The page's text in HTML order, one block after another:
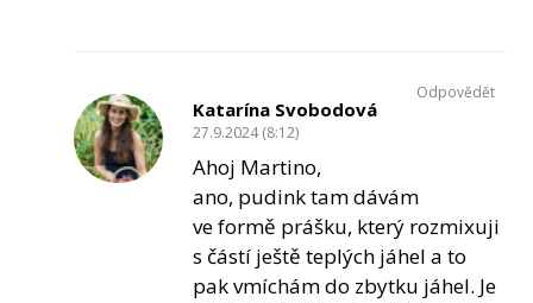
Katarína Svobodová
27.9.2024 (8:12)
Ahoj Martino,
ano, pudink tam dávám
ve formě prášku, který rozmixuji
s částí ještě teplých jáhel a to
pak vmíchám do zbytku jáhel. Je
Odpovědět